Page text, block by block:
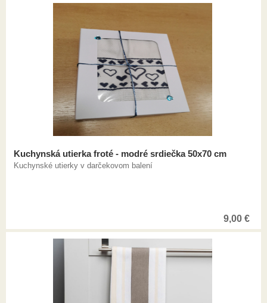
Kuchynská utierka froté - modré srdiečka 50x70 cm
Kuchynské utierky v darčekovom balení
9,00 €